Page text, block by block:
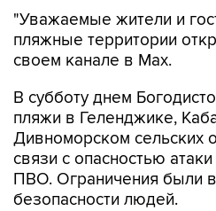
"Уважаемые жители и
пляжные территории
своем канале в Max.
В субботу днем
пляжи в Геленджике,
Дивноморском сельских
связи с опасностью
ПВО. Ограничения были
безопасности людей.